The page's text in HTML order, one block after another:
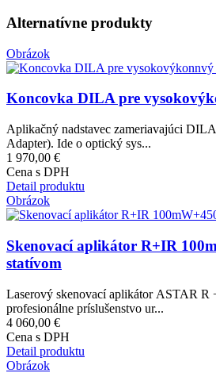
Alternatívne produkty
Obrázok
Koncovka DILA pre
Aplikačný nadstavec zameriavajúci
Adapter). Ide o optický sys...
1 970,00 €
Cena s DPH
Detail produktu
Obrázok
Skenovací aplikátor R+IR
statívom
Laserový skenovací aplikátor ASTAR R
profesionálne príslušenstvo ur...
4 060,00 €
Cena s DPH
Detail produktu
Obrázok